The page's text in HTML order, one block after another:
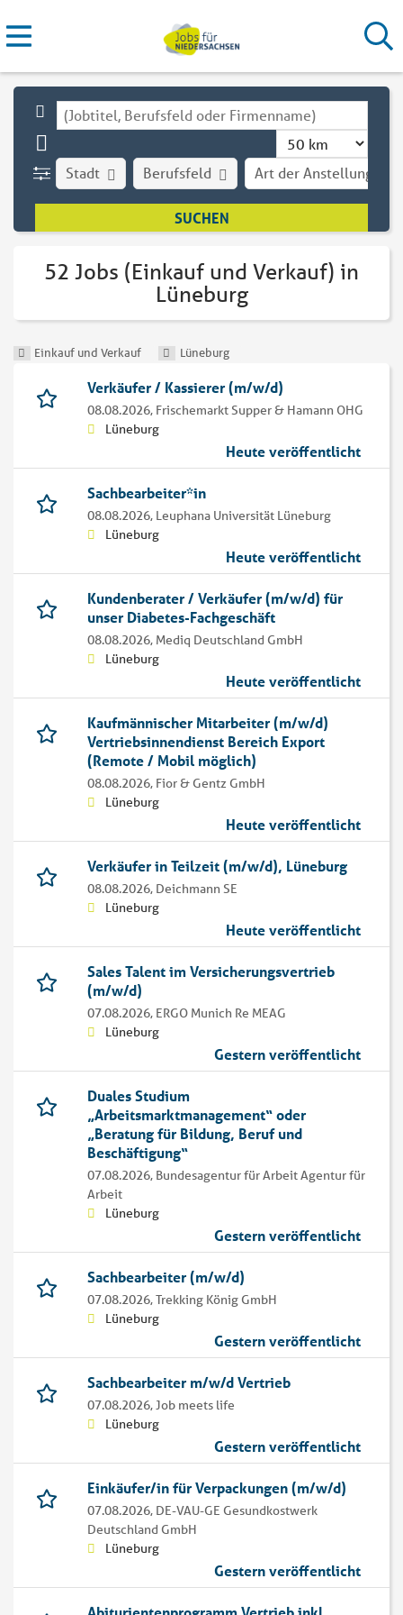
Stadt Art der Anstellung
Berufsfeld
52 Jobs (Einkauf und Verkauf) in
Lüneburg
Einkauf und Verkauf Lüneburg
Verkäufer / Kassierer (m/w/d)
08.08.2026, Frischemarkt Supper & Hamann OHG
Lüneburg
Heute veröffentlicht
Sachbearbeiter*in
08.08.2026, Leuphana Universität Lüneburg
Lüneburg
Heute veröffentlicht
Kundenberater / Verkäufer (m/w/d) für
unser Diabetes-Fachgeschäft
08.08.2026, Mediq Deutschland GmbH
Lüneburg
Heute veröffentlicht
Kaufmännischer Mitarbeiter (m/w/d)
Vertriebsinnendienst Bereich Export
(Remote / Mobil möglich)
08.08.2026, Fior & Gentz GmbH
Lüneburg
Heute veröffentlicht
Verkäufer in Teilzeit (m/w/d), Lüneburg
08.08.2026, Deichmann SE
Lüneburg
Heute veröffentlicht
Sales Talent im Versicherungsvertrieb
(m/w/d)
07.08.2026, ERGO Munich Re MEAG
Lüneburg
Gestern veröffentlicht
Duales Studium
„Arbeitsmarktmanagement“ oder
„Beratung für Bildung, Beruf und
Beschäftigung“
07.08.2026, Bundesagentur für Arbeit Agentur für
Arbeit
Lüneburg
Gestern veröffentlicht
Sachbearbeiter (m/w/d)
07.08.2026,Trekking König GmbH
Lüneburg
Gestern veröffentlicht
Sachbearbeiter m/w/d Vertrieb
07.08.2026,Job meets life
Lüneburg
Gestern veröffentlicht
Einkäufer/in für Verpackungen (m/w/d)
07.08.2026, DE-VAU-GE Gesundkostwerk
Deutschland GmbH
Lüneburg
Gestern veröffentlicht